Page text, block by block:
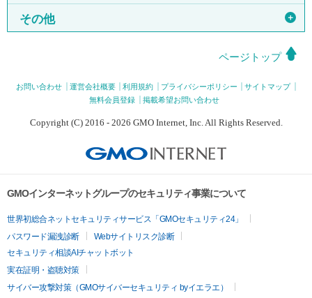
その他 ＋
ページトップ
お問い合わせ 運営会社概要 利用規約 プライバシーポリシー
サイトマップ
無料会員登録
掲載希望お問い合わせ
Copyright (C) 2016 - 2026 GMO Internet, Inc. All Rights Reserved.
GMOインターネットグループのセキュリティ事業について
世界初総合ネットセキュリティサービス「GMOセキュリティ24」
パスワード漏洩診断
Webサイトリスク診断
セキュリティ相談AIチャットボット
実在証明・盗聴対策
サイバー攻撃対策（GMOサイバーセキュリティ byイエラエ）